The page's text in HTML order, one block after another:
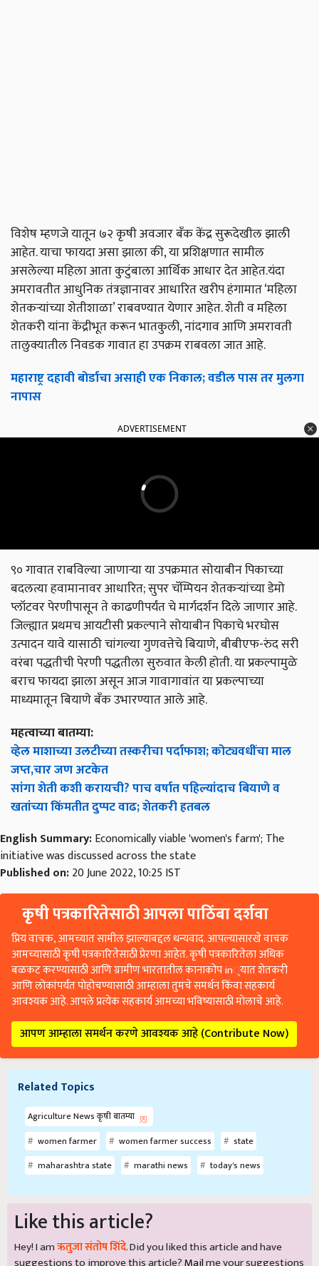
विशेष म्हणजे यातून ७२ कृषी अवजार बँक केंद्र सुरूदेखील झाली
आहेत. याचा फायदा असा झाला की, या प्रशिक्षणात सामील
असलेल्या महिला आता कुटुंबाला आर्थिक आधार देत आहेत.यंदा
अमरावतीत आधुनिक तंत्रज्ञानावर आधारित खरीप हंगामात ‘महिला
शेतकऱ्यांच्या शेतीशाळा’ राबवण्यात येणार आहेत. शेती व महिला
शेतकरी यांना केंद्रीभूत करून भातकुली, नांदगाव आणि अमरावती
तालुक्यातील निवडक गावात हा उपक्रम राबवला जात आहे.
महाराष्ट्र दहावी बोर्डाचा असाही एक निकाल; वडील पास तर मुलगा
नापास
ADVERTISEMENT
९० गावात राबविल्या जाणाऱ्या या उपक्रमात सोयाबीन पिकाच्या
बदलत्या हवामानावर आधारित; सुपर चॅम्पियन शेतकऱ्यांच्या डेमो
प्लॉटवर पेरणीपासून ते काढणीपर्यंत चे मार्गदर्शन दिले जाणार आहे.
जिल्ह्यात प्रथमच आयटीसी प्रकल्पाने सोयाबीन पिकाचे भरघोस
उत्पादन यावे यासाठी चांगल्या गुणवत्तेचे बियाणे, बीबीएफ-रुंद सरी
वरंबा पद्धतीची पेरणी पद्धतीला सुरुवात केली होती. या प्रकल्पामुळे
बराच फायदा झाला असून आज गावागावांत या प्रकल्पाच्या
माध्यमातून बियाणे बँक उभारण्यात आले आहे.
महत्वाच्या बातम्या:
व्हेल माशाच्या उलटीच्या तस्करीचा पर्दाफाश; कोट्यवधींचा माल
जप्त,चार जण अटकेत
सांगा शेती कशी करायची? पाच वर्षात पहिल्यांदाच बियाणे व
खतांच्या किंमतीत दुप्पट वाढ; शेतकरी हतबल
English Summary:Economically viable 'women's farm'; The
initiative was discussed across the state
Published on:20 June 2022, 10:25 IST
कृषी पत्रकारितेसाठी आपला पाठिंबा दर्शवा
प्रिय वाचक, आमच्यात सामील झाल्याबद्दल धन्यवाद. आपल्यासारखे वाचक
आमच्यासाठी कृषी पत्रकारितेसाठी प्रेरणा आहेत. कृषी पत्रकारितेला अधिक
बळकट करण्यासाठी आणि ग्रामीण भारतातील कानाकोप in्यात शेतकरी
आणि लोकांपर्यंत पोहोचण्यासाठी आम्हाला तुमचे समर्थन किंवा सहकार्य
आवश्यक आहे. आपले प्रत्येक सहकार्य आमच्या भविष्यासाठी मोलाचे आहे.
आपण आम्हाला समर्थन करणे आवश्यक आहे (Contribute Now)
Related Topics
Agriculture News कृषी बातम्या
women farmer
women farmer success
state
maharashtra state
marathi news today's news
Like this article?
Hey! I amऋतुजा संतोष शिंदे. Did you liked this article and have